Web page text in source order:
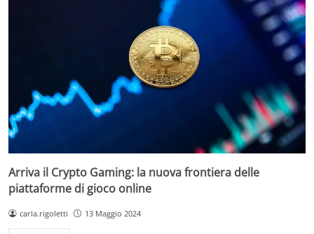
Arriva il Crypto Gaming: la nuova frontiera delle
piattaforme di gioco online
carla.rigoletti 13 Maggio 2024